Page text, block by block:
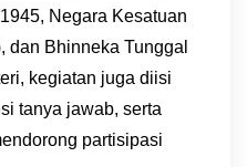
Negara Kesatuan
dan Bhinneka Tunggal
kegiatan juga diisi
tanya jawab, serta
partisipasi